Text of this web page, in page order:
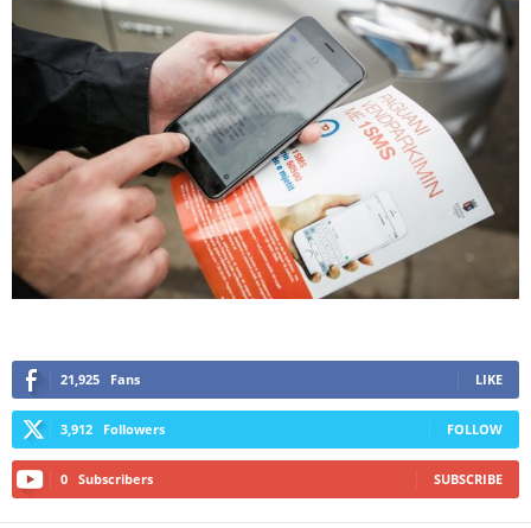
21,925 Fans LIKE
3,912 Followers FOLLOW
0 Subscribers SUBSCRIBE